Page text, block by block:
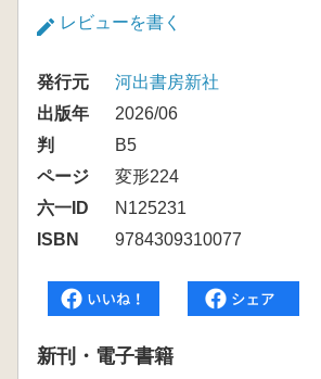
レビューを書く
発行元
河出書房新社
出版年
2026/06
判
B5
ページ
変形224
六一ID
N125231
ISBN
9784309310077
新刊・電子書籍